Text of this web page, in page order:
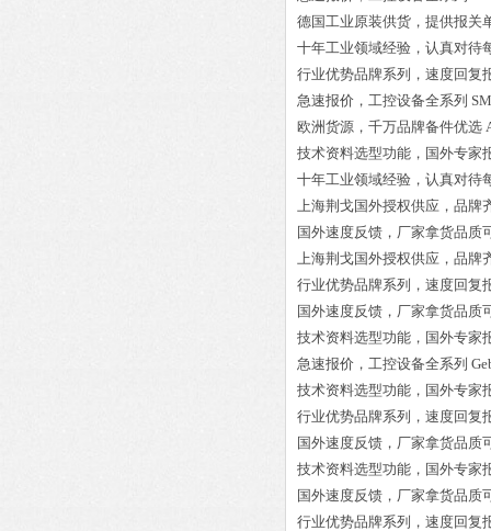
德国工业原装供货，提供报关
十年工业领域经验，认真对待
行业优势品牌系列，速度回复
急速报价，工控设备全系列
欧洲货源，千万品牌备件优选
技术资料选型功能，国外专家
十年工业领域经验，认真对待
上海荆戈国外授权供应，品牌
国外速度反馈，厂家拿货品质
上海荆戈国外授权供应，品牌
行业优势品牌系列，速度回复
国外速度反馈，厂家拿货品质
技术资料选型功能，国外专家
急速报价，工控设备全系列
技术资料选型功能，国外专家
行业优势品牌系列，速度回复
国外速度反馈，厂家拿货品质
技术资料选型功能，国外专家
国外速度反馈，厂家拿货品质
行业优势品牌系列，速度回复